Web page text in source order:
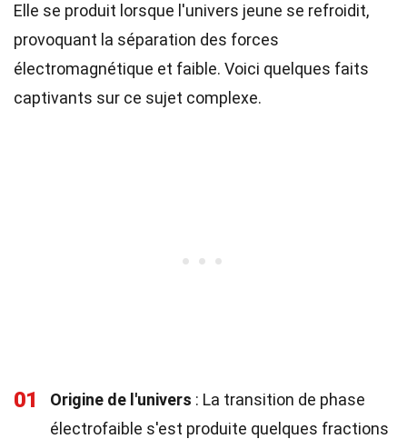
Elle se produit lorsque l'univers jeune se refroidit,
provoquant la séparation des forces
électromagnétique et faible. Voici quelques faits
captivants sur ce sujet complexe.
01 Origine de l'univers : La transition de phase
électrofaible s'est produite quelques fractions